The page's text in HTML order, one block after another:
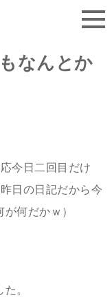
なんとか
今日二回目だけ
日の日記だから今
何だかｗ）
。